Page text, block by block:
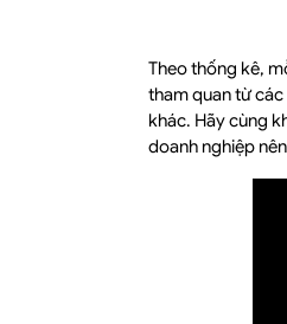
Theo thống kê,
tham quan từ các
khác. Hãy cùng
doanh nghiệp